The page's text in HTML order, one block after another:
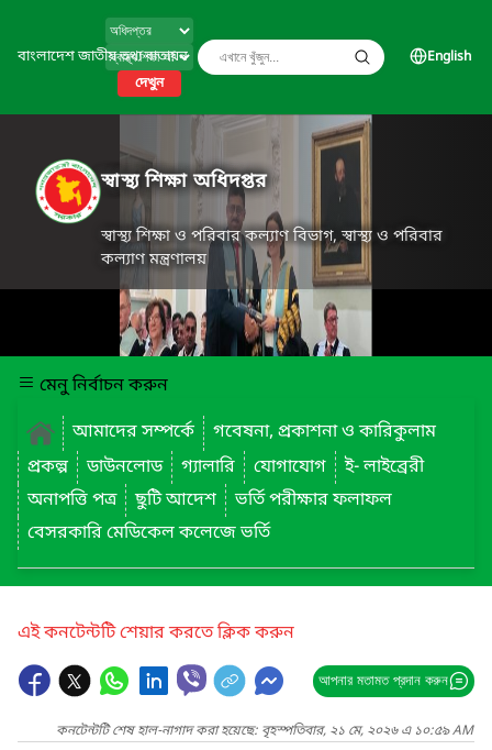
বাংলাদেশ জাতীয় তথ্য বাতায়ন
দেখুন
English
স্বাস্থ্য শিক্ষা অধিদপ্তর
স্বাস্থ্য শিক্ষা ও পরিবার কল্যাণ বিভাগ, স্বাস্থ্য ও পরিবার
কল্যাণ মন্ত্রণালয়
মেনু নির্বাচন করুন
আমাদের সম্পর্কে
গবেষনা, প্রকাশনা ও কারিকুলাম
প্রকল্প
ডাউনলোড গ্যালারি যোগাযোগ
ই- লাইব্রেরী
অনাপত্তি পত্র
ছুটি আদেশ
ভর্তি পরীক্ষার ফলাফল
বেসরকারি মেডিকেল কলেজে ভর্তি
এই কনটেন্টটি শেয়ার করতে ক্লিক করুন
আপনার মতামত প্রদান করুন
কনটেন্টটি শেষ হাল-নাগাদ করা হয়েছে: বৃহস্পতিবার, ২১ মে, ২০২৬ এ ১০:৫৯ AM